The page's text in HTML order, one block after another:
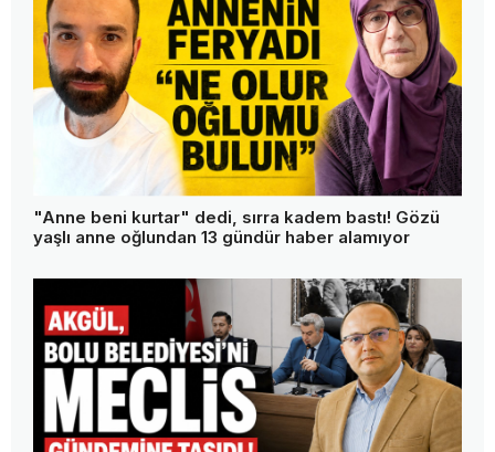
"Anne beni kurtar" dedi, sırra kadem bastı! Gözü
yaşlı anne oğlundan 13 gündür haber alamıyor